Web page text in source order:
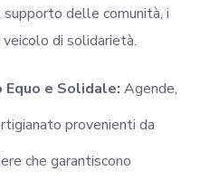
delle comunità, i
di solidarietà.
e Solidale: Agende,
provenienti da
che garantiscono